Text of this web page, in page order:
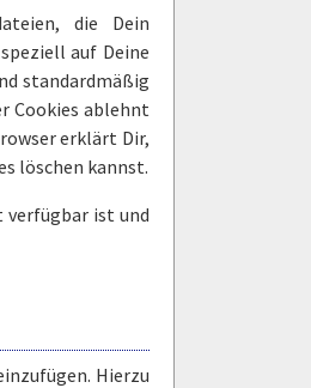
die Dein
auf Deine
standardmäßig
Cookies ablehnt
erklärt Dir,
löschen kannst.
verfügbar ist und
Hierzu